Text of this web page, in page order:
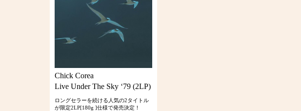
Chick Corea
Live Under The Sky ‘79 (2LP)
ロングセラーを続ける人気の2タイトル
が限定2LP[180g ]仕様で発売決定！